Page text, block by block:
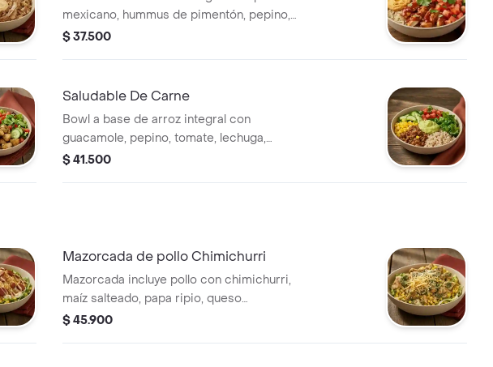
mexicano, hummus de pimentón, pepino,
tomate y Lechuga. *Producto
$ 37.500
Saludable De Carne
Bowl a base de arroz integral con
guacamole, pepino, tomate, lechuga,
carne molida y maíz.
$ 41.500
Mazorcada de pollo Chimichurri
Mazorcada incluye pollo con chimichurri,
maíz salteado, papa ripio, queso
mozzarella, lechuga batavia y emulsión de
$ 45.900